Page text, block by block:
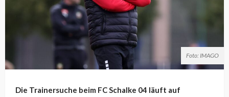
Foto: IMAGO
Die Trainersuche beim FC Schalke 04 läuft auf